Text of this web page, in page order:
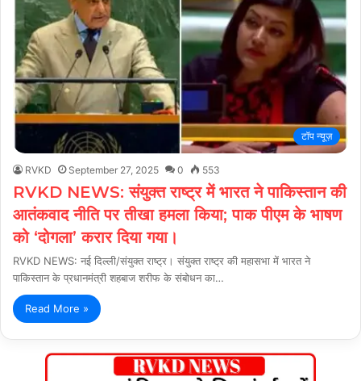
टॉप न्यूज़
RVKD September 27, 2025 0 553
RVKD NEWS: संयुक्त राष्ट्र में भारत ने पाकिस्तान की
आतंकवाद नीति पर तीखा हमला किया; पाक पीएम के भाषण
को ‘दोगला’ करार दिया गया।
RVKD NEWS: नई दिल्ली/संयुक्त राष्ट्र। संयुक्त राष्ट्र की महासभा में भारत ने
पाकिस्तान के प्रधानमंत्री शहबाज शरीफ के संबोधन का…
Read More »